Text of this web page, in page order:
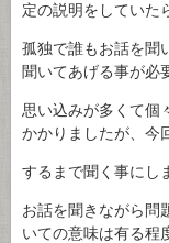
定の説明をしていた
孤独で誰もお話を聞
聞いてあげる事が必
思い込みが多くて個
かかりましたが、今
するまで聞く事にし
お話を聞きながら問
いての意味は有る程